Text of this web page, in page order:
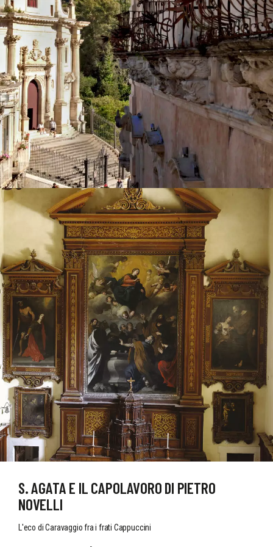
S. AGATA E IL CAPOLAVORO DI PIETRO
NOVELLI
L'eco di Caravaggio fra i frati Cappuccini